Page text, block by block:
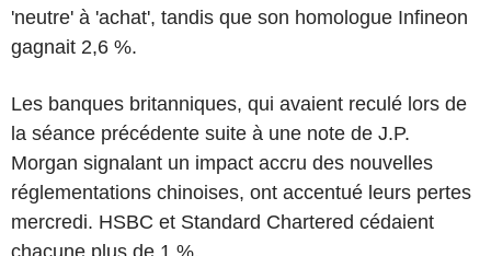
'neutre' à 'achat', tandis que son homologue Infineon
gagnait 2,6 %.
Les banques britanniques, qui avaient reculé lors de
la séance précédente suite à une note de J.P.
Morgan signalant un impact accru des nouvelles
réglementations chinoises, ont accentué leurs pertes
mercredi. HSBC et Standard Chartered cédaient
chacune plus de 1 %.